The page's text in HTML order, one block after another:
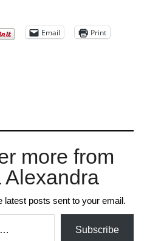
Email Print
more from
Alexandra
latest posts sent to your email.
Subscribe